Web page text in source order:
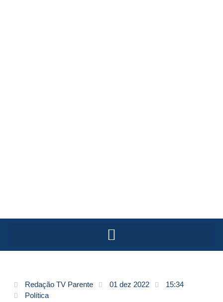
Redação TV Parente 01 dez 2022
15:34
Política